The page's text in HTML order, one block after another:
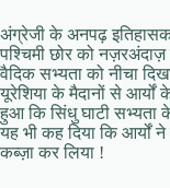
अंग्रेजी के अनपढ़
पश्चिमी छोर को
वैदिक सभ्यता को नीचा
यूरेशिया के मैदानों से
हुआ कि सिंधु घाटी सभ्यता
यह भी कह दिया कि आर्यों
कब्ज़ा कर लिया !